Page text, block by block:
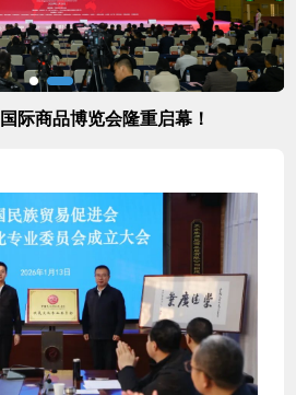
际商品博览会隆重启幕！